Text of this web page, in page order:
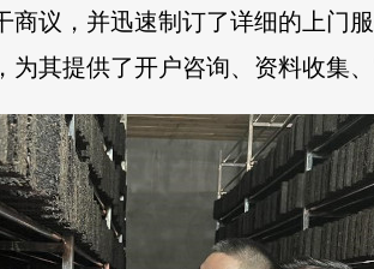
议，并迅速制订了详细的上门
其提供了开户咨询、资料收集